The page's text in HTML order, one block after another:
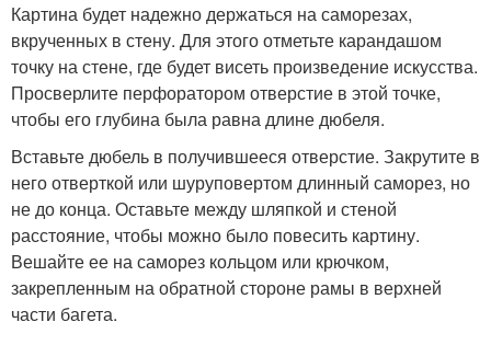
Картина будет надежно держаться на саморезах,
вкрученных в стену. Для этого отметьте карандашом
точку на стене, где будет висеть произведение искусства.
Просверлите перфоратором отверстие в этой точке,
чтобы его глубина была равна длине дюбеля.
Вставьте дюбель в получившееся отверстие. Закрутите в
него отверткой или шуруповертом длинный саморез, но
не до конца. Оставьте между шляпкой и стеной
расстояние, чтобы можно было повесить картину.
Вешайте ее на саморез кольцом или крючком,
закрепленным на обратной стороне рамы в верхней
части багета.